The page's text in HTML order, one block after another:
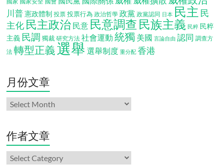
川普 憲政體制 投票 投票行為 政治哲學 政黨 政黨認同 日本 民主 民
主化 民主政治 民意 民意調查 民族主義 民粹 民粹
主義 民調 獨裁 研究方法 社會運動 統獨 美國 言論自由 認同 調查方
法 轉型正義 選舉 選舉制度 重分配 香港
月份文章
月
份
章
作者文章
作